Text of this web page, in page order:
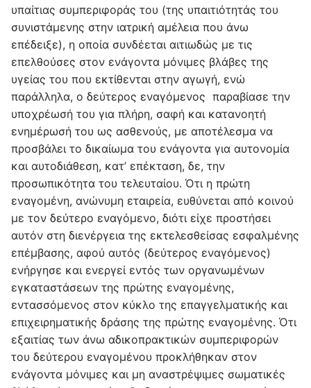
υπαίτιας συμπεριφοράς του (της υπαιτιότητάς του
συνιστάμενης στην ιατρική αμέλεια που άνω
επέδειξε), η οποία συνδέεται αιτιωδώς με τις
επελθούσες στον ενάγοντα μόνιμες βλάβες της
υγείας του που εκτίθενται στην αγωγή, ενώ
παράλληλα, ο δεύτερος εναγόμενος παραβίασε την
υποχρέωσή του για πλήρη, σαφή και κατανοητή
ενημέρωσή του ως ασθενούς, με αποτέλεσμα να
προσβάλει το δικαίωμα του ενάγοντα για αυτονομία
και αυτοδιάθεση, κατ’ επέκταση, δε, την
προσωπικότητα του τελευταίου. Ότι η πρώτη
εναγομένη, ανώνυμη εταιρεία, ευθύνεται από κοινού
με τον δεύτερο εναγόμενο, διότι είχε προστήσει
αυτόν στη διενέργεια της εκτελεσθείσας εσφαλμένης
επέμβασης, αφού αυτός (δεύτερος εναγόμενος)
ενήργησε και ενεργεί εντός των οργανωμένων
εγκαταστάσεων της πρώτης εναγομένης,
εντασσόμενος στον κύκλο της επαγγελματικής και
επιχειρηματικής δράσης της πρώτης εναγομένης. Ότι
εξαιτίας των άνω αδικοπρακτικών συμπεριφορών
του δεύτερου εναγομένου προκλήθηκαν στον
ενάγοντα μόνιμες και μη αναστρέψιμες σωματικές